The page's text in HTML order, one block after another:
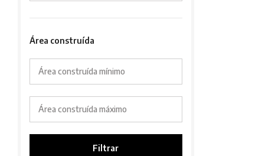
Área construída
Área construída mínimo
Área construída máximo
Filtrar